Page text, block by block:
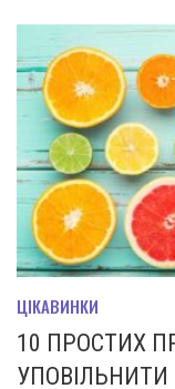
ЦІКАВИНКИ
10 ПРОСТИХ
УПОВІЛЬНИТИ